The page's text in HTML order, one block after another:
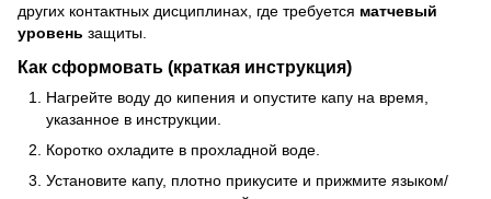
других контактных дисциплинах, где требуется матчевый
уровень защиты.
Как сформовать (краткая инструкция)
Нагрейте воду до кипения и опустите капу на время,
указанное в инструкции.
Коротко охладите в прохладной воде.
Установите капу, плотно прикусите и прижмите языком/